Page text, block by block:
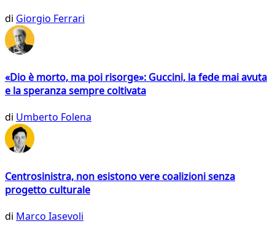
di Giorgio Ferrari
«Dio è morto, ma poi risorge»: Guccini, la fede mai avuta
e la speranza sempre coltivata
di Umberto Folena
Centrosinistra, non esistono vere coalizioni senza
progetto culturale
di Marco Iasevoli